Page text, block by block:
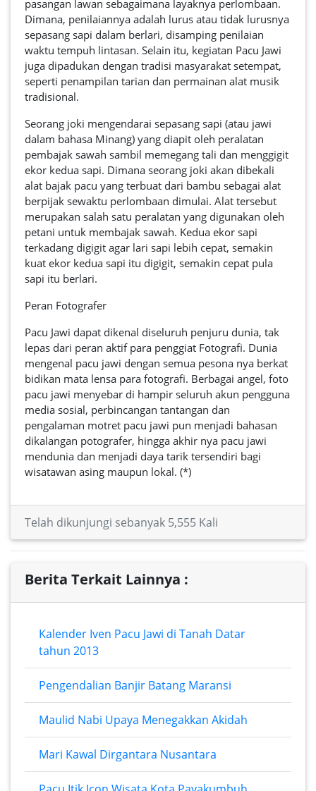
pasangan lawan sebagaimana layaknya perlombaan.
Dimana, penilaiannya adalah lurus atau tidak lurusnya
sepasang sapi dalam berlari, disamping penilaian
waktu tempuh lintasan. Selain itu, kegiatan Pacu Jawi
juga dipadukan dengan tradisi masyarakat setempat,
seperti penampilan tarian dan permainan alat musik
tradisional.
Seorang joki mengendarai sepasang sapi (atau jawi
dalam bahasa Minang) yang diapit oleh peralatan
pembajak sawah sambil memegang tali dan menggigit
ekor kedua sapi. Dimana seorang joki akan dibekali
alat bajak pacu yang terbuat dari bambu sebagai alat
berpijak sewaktu perlombaan dimulai. Alat tersebut
merupakan salah satu peralatan yang digunakan oleh
petani untuk membajak sawah. Kedua ekor sapi
terkadang digigit agar lari sapi lebih cepat, semakin
kuat ekor kedua sapi itu digigit, semakin cepat pula
sapi itu berlari.
Peran Fotografer
Pacu Jawi dapat dikenal diseluruh penjuru dunia, tak
lepas dari peran aktif para penggiat Fotografi. Dunia
mengenal pacu jawi dengan semua pesona nya berkat
bidikan mata lensa para fotografi. Berbagai angel, foto
pacu jawi menyebar di hampir seluruh akun pengguna
media sosial, perbincangan tantangan dan
pengalaman motret pacu jawi pun menjadi bahasan
dikalangan potografer, hingga akhir nya pacu jawi
mendunia dan menjadi daya tarik tersendiri bagi
wisatawan asing maupun lokal. (*)
Telah dikunjungi sebanyak 5,555 Kali
Berita Terkait Lainnya :
Kalender Iven Pacu Jawi di Tanah Datar
tahun 2013
Pengendalian Banjir Batang Maransi
Maulid Nabi Upaya Menegakkan Akidah
Mari Kawal Dirgantara Nusantara